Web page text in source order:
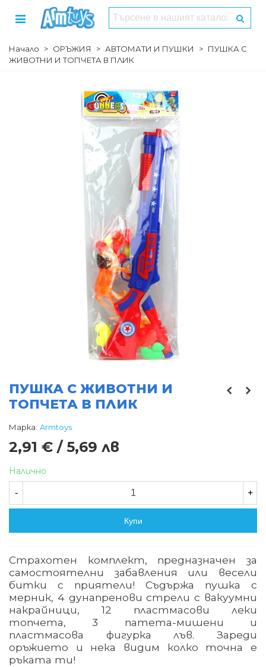
Начало > ОРЪЖИЯ > АВТОМАТИ И ПУШКИ > ПУШКА С
ЖИВОТНИ И ТОПЧЕТА В ПЛИК
ПУШКА С ЖИВОТНИ И
ТОПЧЕТА В ПЛИК
Марка: Armtoys
2,91 € / 5,69 лв
Налично
- +
Купи
Страхотен комплект, предназначен за
самостоятелни забавления или весели
битки с приятели! Съдържа пушка с
мерник, 4 дунапренови стрели с вакуумни
накрайници, 12 пластмасови леки
топчета, 3 патета-мишени и
пластмасова фигурка лъв. Зареди
оръжието и нека видим колко точна е
ръката ти!